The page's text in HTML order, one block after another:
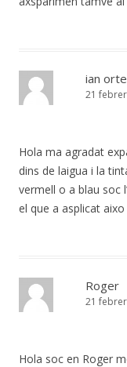
ian
21
Hola ma agradat
dins de laigua i la
vermell o a blau soc
el que a asplicat aixo
Roger
21
Hola soc en Roger